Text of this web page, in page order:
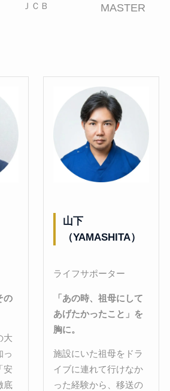
ＪＣＢ MASTER
の
大
っ
安
底
山下
（YAMASHITA）
ライフサポーター
「あの時、祖母にして
あげたかったこと」を
胸に。
施設にいた祖母をドラ
イブに連れて行けなか
った経験から、移送の